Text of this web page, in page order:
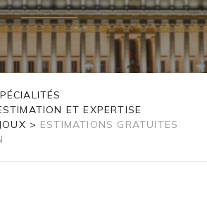
ET EXPERTISE
> ESTIMATIONS GRATUITES